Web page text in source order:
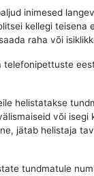
inimesed
kellegi teisena
raha või
telefonipettuste
helistatakse
või isegi
jätab helistaja
tundmatule